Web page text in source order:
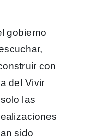
gobierno
con
del Vivir
las
sido